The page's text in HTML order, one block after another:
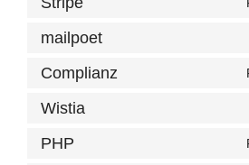
mailpoet
Complianz
Wistia
PHP